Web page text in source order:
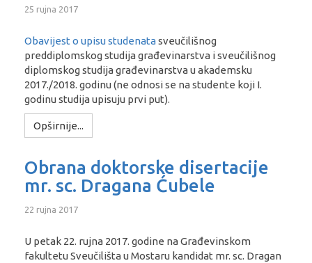
25 rujna 2017
Obavijest o upisu studenatasveučilišnog
preddiplomskog studija građevinarstva i sveučilišnog
diplomskog studija građevinarstva u akademsku
2017./2018. godinu (ne odnosi se na studente koji I.
godinu studija upisuju prvi put).
Opširnije...
Obrana doktorske disertacije
mr. sc. Dragana Ćubele
22 rujna 2017
U petak 22. rujna 2017. godine na Građevinskom
fakultetu Sveučilišta u Mostaru kandidat mr. sc. Dragan